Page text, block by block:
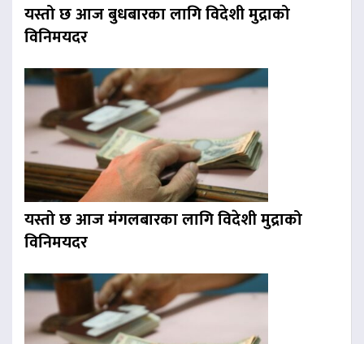
यस्तो छ आज बुधबारका लागि विदेशी मुद्राको
विनिमयदर
यस्तो छ आज मंगलबारका लागि विदेशी मुद्राको
विनिमयदर